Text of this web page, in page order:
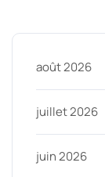
août 2026
juillet 2026
juin 2026